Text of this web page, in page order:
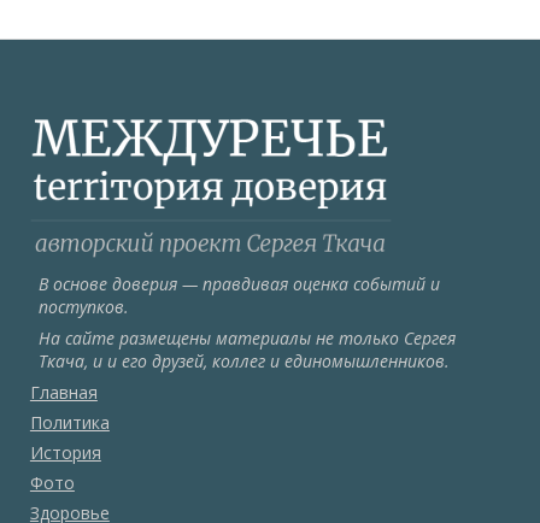
В основе доверия — правдивая оценка событий и
поступков.
На сайте размещены материалы не только Сергея
Ткача, и и его друзей, коллег и единомышленников.
Главная
Политика
История
Фото
Здоровье